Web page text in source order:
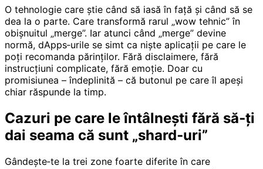
O tehnologie care știe când să iasă în față și când să se
dea la o parte. Care transformă rarul „wow tehnic” în
obișnuitul „merge”. Iar atunci când „merge” devine
normă, dApps‑urile se simt ca niște aplicații pe care le
poți recomanda părinților. Fără disclaimere, fără
instrucțiuni complicate, fără emoție. Doar cu
promisiunea – îndeplinită – că butonul pe care îl apeși
chiar răspunde la timp.
Cazuri pe care le întâlnești fără să‑ți
dai seama că sunt „shard‑uri”
Gândește‑te la trei zone foarte diferite în care